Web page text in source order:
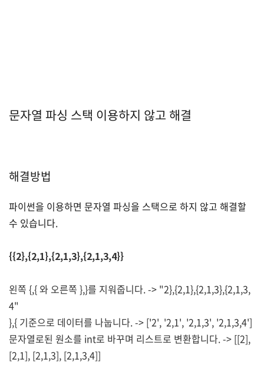
문자열 파싱 스택 이용하지 않고 해결
해결방법
파이썬을 이용하면 문자열 파싱을 스택으로 하지 않고 해결할
수 있습니다.
{{2},{2,1},{2,1,3},{2,1,3,4}}
왼쪽 {,{ 와 오른쪽 },}를 지워줍니다. -> "2},{2,1},{2,1,3},{2,1,3,
4"
},{ 기준으로 데이터를 나눕니다. -> ['2', '2,1', '2,1,3', '2,1,3,4']
문자열로된 원소를 int로 바꾸며 리스트로 변환합니다. -> [[2],
[2,1], [2,1,3], [2,1,3,4]]